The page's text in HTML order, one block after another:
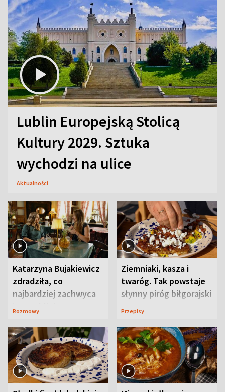
Lublin Europejską Stolicą
Kultury 2029. Sztuka
wychodzi na ulice
Aktualności
Katarzyna Bujakiewicz
zdradziła, co
najbardziej zachwyca
ją w Lublinie
Rozmowy
Ziemniaki, kasza i
twaróg. Tak powstaje
słynny piróg biłgorajski
Przepisy